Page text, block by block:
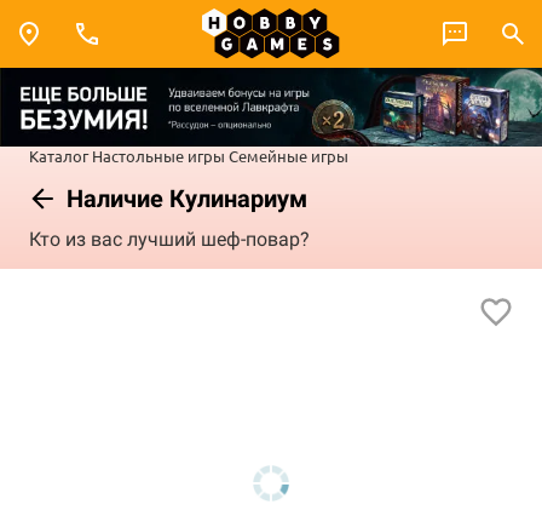
Каталог Настольные игры Семейные игры
Наличие Кулинариум
Кто из вас лучший шеф-повар?